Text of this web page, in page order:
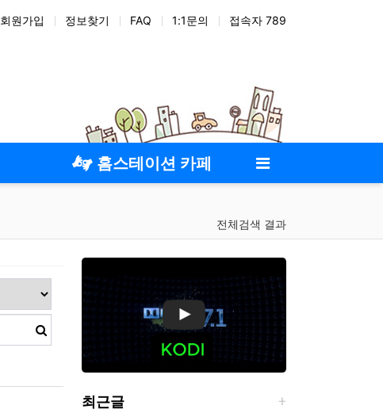
회원가입 정보찾기 FAQ 1:1문의 접속자 789
스킨 위젯 애드온
홈스테이션 카페
전체검색 결과
최근글